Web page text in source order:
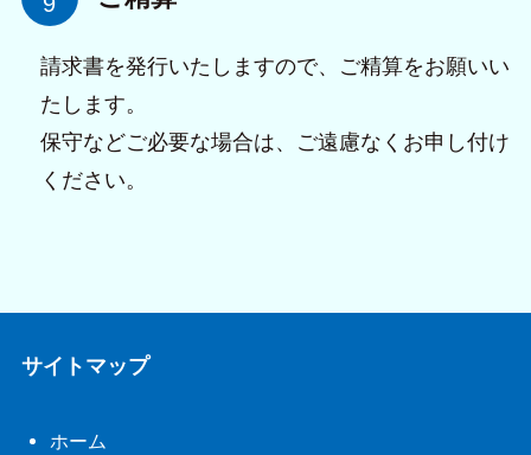
請求書を発行いたしますので、ご精算をお願いい
たします。
保守などご必要な場合は、ご遠慮なくお申し付け
ください。
サイトマップ
ホーム